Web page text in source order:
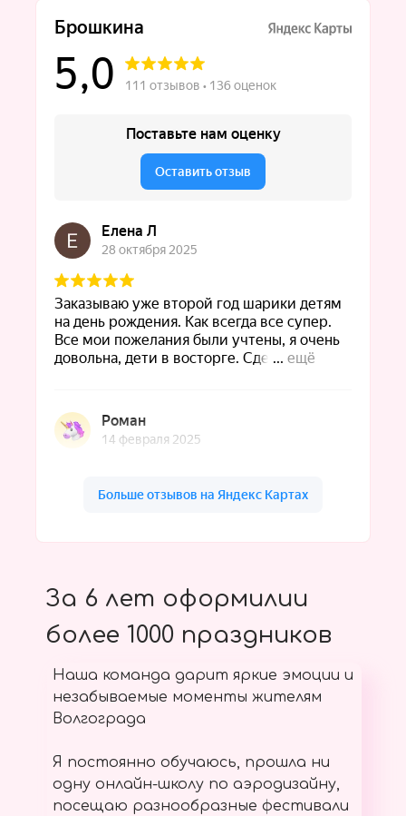
За 6 лет оформилии
более 1000 праздников
Наша команда дарит яркие эмоции и
незабываемые моменты жителям
Волгограда
Я постоянно обучаюсь, прошла ни
одну онлайн-школу по аэродизайну,
посещаю разнообразные фестивали